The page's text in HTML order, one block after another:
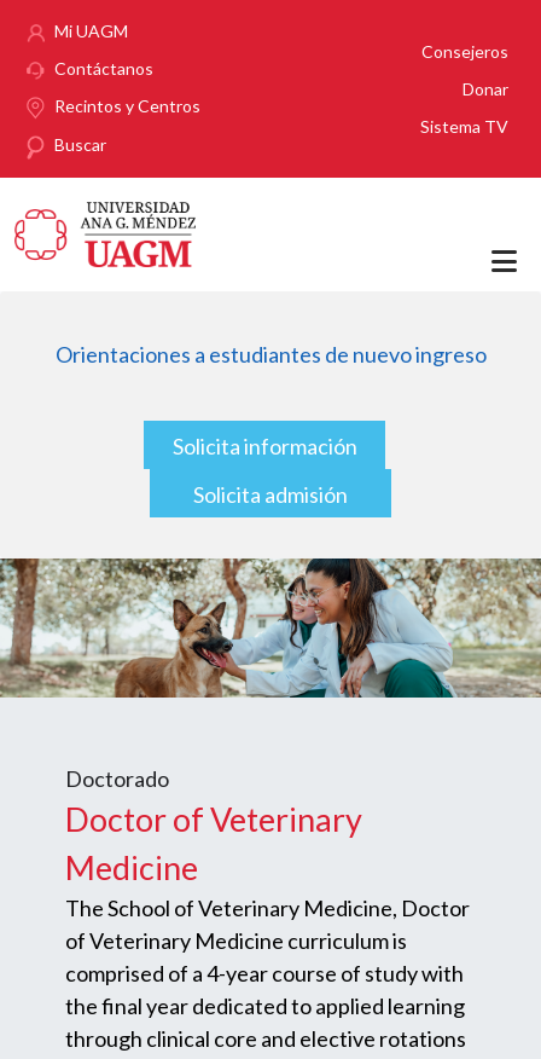
Mi UAGM
Contáctanos
Recintos y Centros
Buscar
Consejeros
Donar
Sistema TV
Orientaciones a estudiantes de nuevo ingreso
Solicita información
Solicita admisión
Doctorado
Doctor of Veterinary
Medicine
The School of Veterinary Medicine, Doctor
of Veterinary Medicine curriculum is
comprised of a 4-year course of study with
the final year dedicated to applied learning
through clinical core and elective rotations